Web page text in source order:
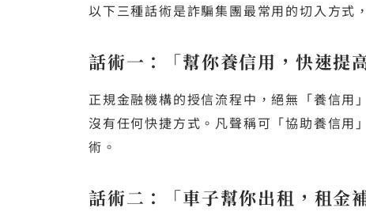
以下三種話術是詐騙集團最常用的切入方式
話術一：「幫你養信用，快速提
正規金融機構的授信流程中，絕無「養信用
沒有任何快捷方式。凡聲稱可「協助養信用
術。
話術二：「車子幫你出租，租金